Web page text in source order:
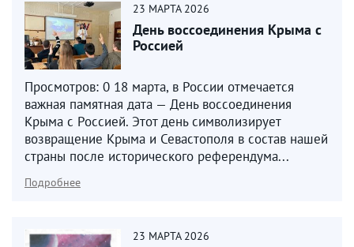
23 МАРТА 2026
День воссоединения Крыма с
Россией
Просмотров: 0 18 марта, в России отмечается
важная памятная дата — День воссоединения
Крыма с Россией. Этот день символизирует
возвращение Крыма и Севастополя в состав нашей
страны после исторического референдума...
Подробнее
23 МАРТА 2026